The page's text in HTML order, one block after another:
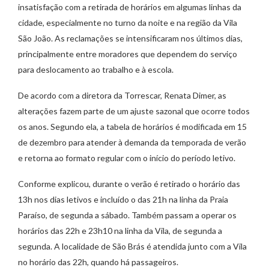
insatisfação com a retirada de horários em algumas linhas da
cidade, especialmente no turno da noite e na região da Vila
São João. As reclamações se intensificaram nos últimos dias,
principalmente entre moradores que dependem do serviço
para deslocamento ao trabalho e à escola.
De acordo com a diretora da Torrescar, Renata Dimer, as
alterações fazem parte de um ajuste sazonal que ocorre todos
os anos. Segundo ela, a tabela de horários é modificada em 15
de dezembro para atender à demanda da temporada de verão
e retorna ao formato regular com o início do período letivo.
Conforme explicou, durante o verão é retirado o horário das
13h nos dias letivos e incluído o das 21h na linha da Praia
Paraíso, de segunda a sábado. Também passam a operar os
horários das 22h e 23h10 na linha da Vila, de segunda a
segunda. A localidade de São Brás é atendida junto com a Vila
no horário das 22h, quando há passageiros.